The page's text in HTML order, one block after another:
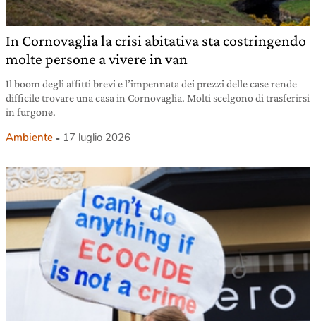
In Cornovaglia la crisi abitativa sta costringendo
molte persone a vivere in van
Il boom degli affitti brevi e l’impennata dei prezzi delle case rende
difficile trovare una casa in Cornovaglia. Molti scelgono di trasferirsi
in furgone.
Ambiente 17 luglio 2026